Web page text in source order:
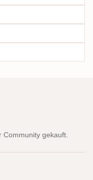
gekauft.